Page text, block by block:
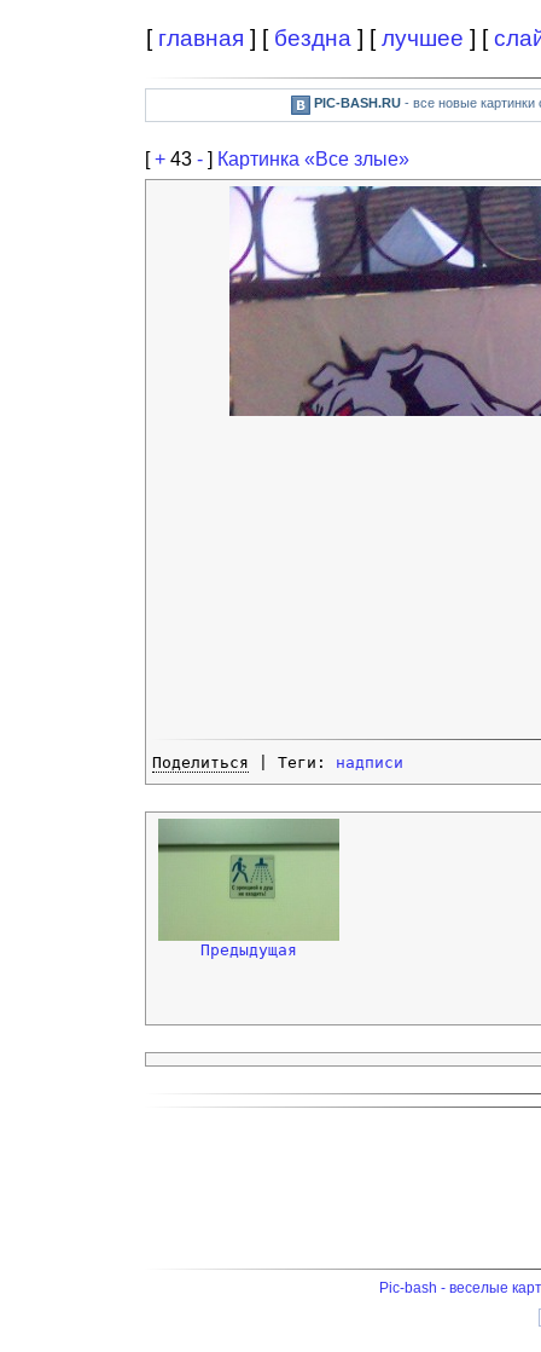
[ главная ] [ бездна ] [лучшее ] [
PIC-BASH.RU- все новые картинки
[+ 43 - ] Картинка «Все злые»
Поделиться | Теги: надписи
Предыдущая
Pic-bash - веселые